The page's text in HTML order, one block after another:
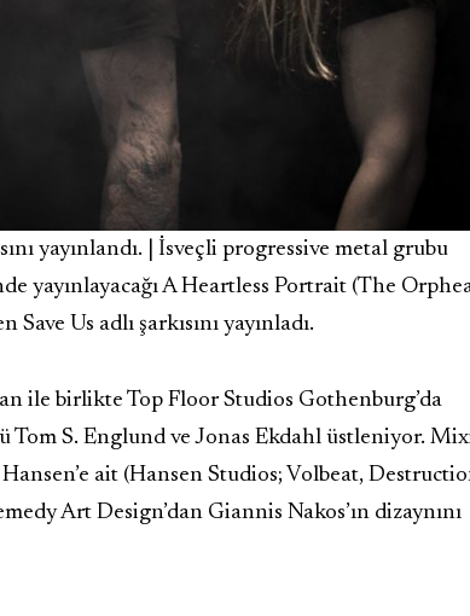
yayınlandı. | İsveçli progressive metal grubu
yayınlayacağı A Heartless Portrait (The
Us adlı şarkısını yayınladı.
ile birlikte Top Floor Studios Gothenburg’da
S. Englund ve Jonas Ekdahl üstleniyor.
ait (Hansen Studios; Volbeat,
Art Design’dan Giannis Nakos’ın dizaynını